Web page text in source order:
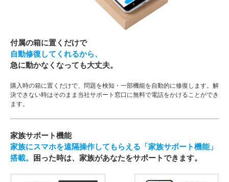
付属の箱に置くだけで
自動修復してくれるから、
急に動かなくなっても大丈夫。
購入時の箱に置くだけで、問題を検知・一部機能を自動的に修復します。解
決できない時はそのまま当社サポート窓口に無料で電話をかけることができ
ます。
家族サポート機能
家族にスマホを遠隔操作してもらえる「家族サポート機能」
搭載。 困った時は、家族があなたをサポートできます。